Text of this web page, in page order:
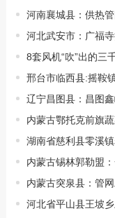
河南襄城县：供热
河北武安市：广福
8套风机“吹”出的三
邢台市临西县:摇鞍镇乡吴
辽宁昌图县：昌图
内蒙古鄂托克前旗
湖南省慈利县零溪
内蒙古锡林郭勒盟
内蒙古突泉县：管网
河北省平山县王坡